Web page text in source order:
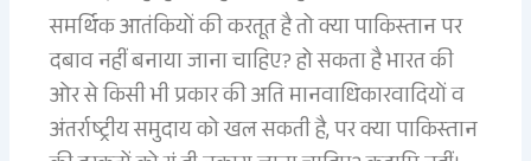
समर्थिक आतंकियों की करतूत है तो क्या पाकिस्तान पर
दबाव नहीं बनाया जाना चाहिए? हो सकता है भारत की
ओर से किसी भी प्रकार की अति मानवाधिकारवादियों व
अंतर्राष्ट्रीय समुदाय को खल सकती है, पर क्या पाकिस्तान